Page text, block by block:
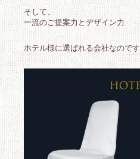
そして、
一流のご提案力とデザイン力
ホテル様に選ばれる会社なのです